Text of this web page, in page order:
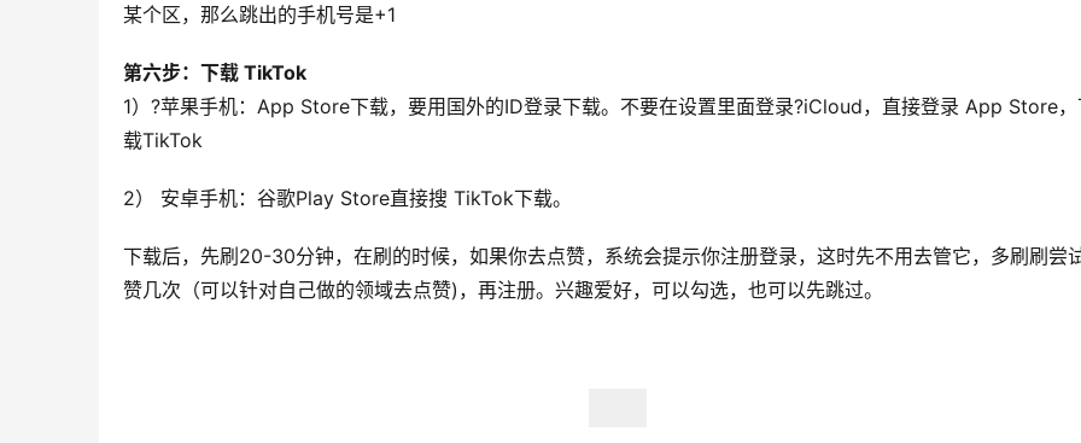
某个区，那么跳出的手机号是+1
第六步：下载 TikTok
1）?苹果手机：App Store下载，要用国外的ID登录下载。不要在设置里面登录?iCloud，直接登录 App Store
载TikTok
2） 安卓手机：谷歌Play Store直接搜 TikTok下载。
下载后，先刷20-30分钟，在刷的时候，如果你去点赞，系统会提示你注册登录，这时先不用去管它，多刷刷尝
赞几次（可以针对自己做的领域去点赞)，再注册。兴趣爱好，可以勾选，也可以先跳过。